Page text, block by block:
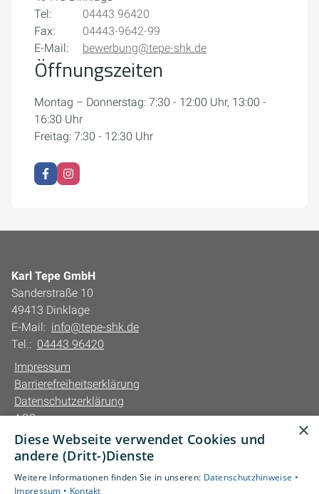
Tel:
04443 96420
Fax:
04443-9642-99
E-Mail:
bewerbung@tepe-shk.de
Öffnungszeiten
Montag – Donnerstag: 7:30 - 12:00 Uhr, 13:00 -
16:30 Uhr
Freitag: 7:30 - 12:30 Uhr
Karl Tepe GmbH
Sanderstraße 10
49413 Dinklage
E-Mail: info@tepe-shk.de
Tel.: 04443 96420
Impressum
Barrierefreiheitserklärung
Datenschutzerklärung
AGB
Unsere Bereiche
Gewerbekunden
×
Diese Webseite verwendet Cookies und
andere (Dritt-)Dienste
Weitere Informationen finden Sie in unseren: Datenschutzhinweise •
Impressum • Kontakt